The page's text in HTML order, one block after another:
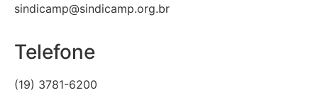
sindicamp@sindicamp.org.br
Telefone
(19) 3781-6200